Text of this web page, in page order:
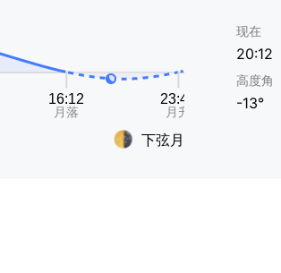
下弦月
现在
20:12
高度角
-13°